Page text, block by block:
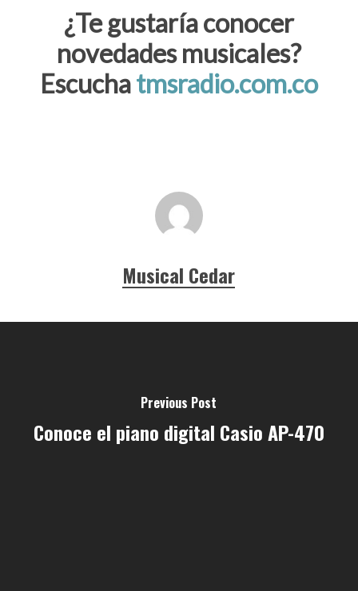
¿Te gustaría conocer
novedades musicales?
Escuchatmsradio.com.co
Musical Cedar
Previous Post
Conoce el piano digital Casio AP-470